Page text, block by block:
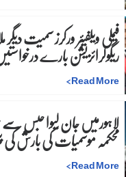
فیملی ویلفیئر ورکرز سمیت
ریگولرائزیشن بارے
Read More
>
لاہورمیں جان لیوا حبس
محکمہ موسمیات کی بارش کی
Read More
>